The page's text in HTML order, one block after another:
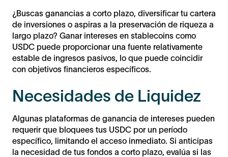
¿Buscas ganancias a corto plazo, diversificar tu cartera
de inversiones o aspiras a la preservación de riqueza a
largo plazo? Ganar intereses en stablecoins como
USDC puede proporcionar una fuente relativamente
estable de ingresos pasivos, lo que puede coincidir
con objetivos financieros específicos.
Necesidades de Liquidez
Algunas plataformas de ganancia de intereses pueden
requerir que bloquees tus USDC por un período
específico, limitando el acceso inmediato. Si anticipas
la necesidad de tus fondos a corto plazo, evalúa si las